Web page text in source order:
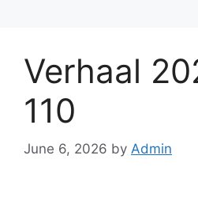
Verhaal
110
June 6, 2026 by Admin